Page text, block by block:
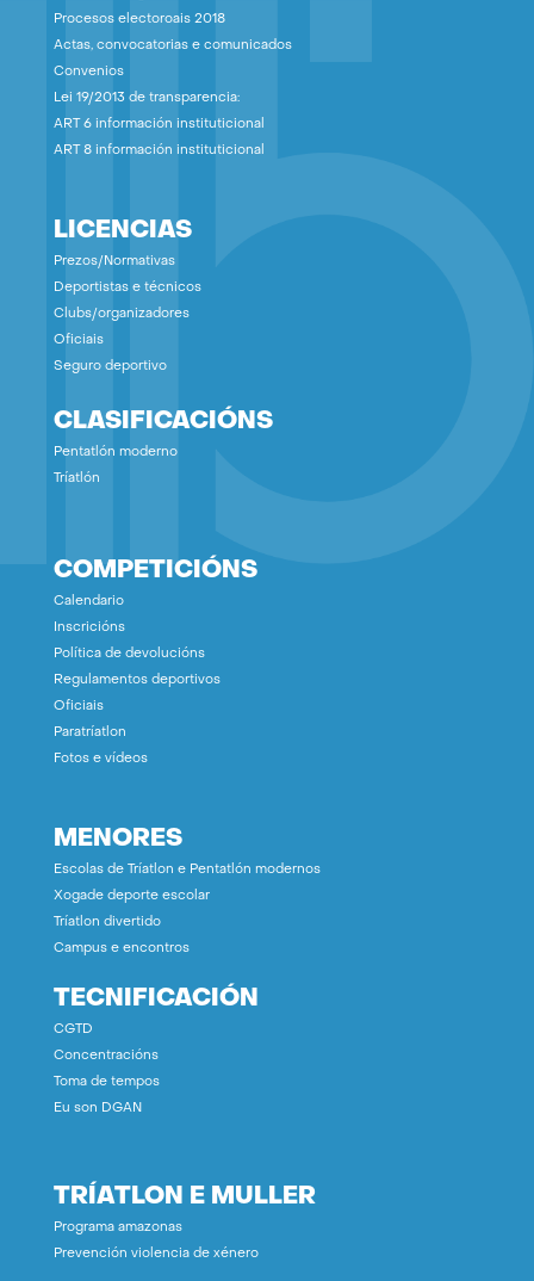
Procesos electoroais 2018
Actas, convocatorias e comunicados
Convenios
Lei 19/2013 de transparencia:
ART 6 información instituticional
ART 8 información instituticional
LICENCIAS
Prezos/Normativas
Deportistas e técnicos
Clubs/organizadores
Oficiais
Seguro deportivo
CLASIFICACIÓNS
Pentatlón moderno
Tríatlón
COMPETICIÓNS
Calendario
Inscricións
Política de devolucións
Regulamentos deportivos
Oficiais
Paratríatlon
Fotos e vídeos
MENORES
Escolas de Tríatlon e Pentatlón modernos
Xogade deporte escolar
Tríatlon divertido
Campus e encontros
TECNIFICACIÓN
CGTD
Concentracións
Toma de tempos
Eu son DGAN
TRÍATLON E MULLER
Programa amazonas
Prevención violencia de xénero